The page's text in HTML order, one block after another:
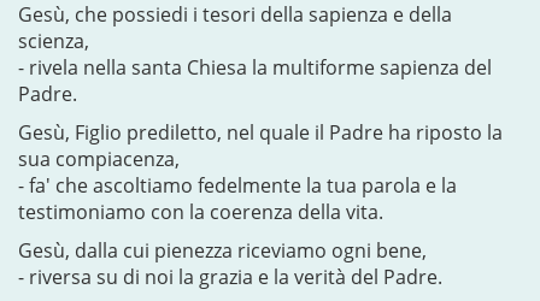
Gesù, che possiedi i tesori della sapienza e della
scienza,
- rivela nella santa Chiesa la multiforme sapienza del
Padre.
Gesù, Figlio prediletto, nel quale il Padre ha riposto la
sua compiacenza,
- fa' che ascoltiamo fedelmente la tua parola e la
testimoniamo con la coerenza della vita.
Gesù, dalla cui pienezza riceviamo ogni bene,
- riversa su di noi la grazia e la verità del Padre.